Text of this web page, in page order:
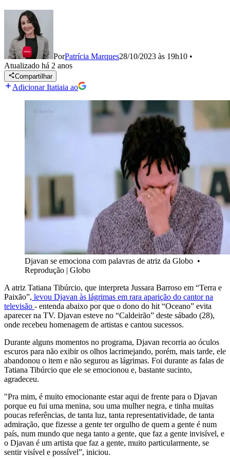
PorPatrícia Marques28/10/2023 às 19h10 •
Atualizado há 2 anos
Compartilhar
Adicionar Itatiaia ao
Djavan se emociona com palavras de atriz da Globo •
Reprodução | Globo
A atriz Tatiana Tibúrcio, que interpreta Jussara Barroso em “Terra e
Paixão”, levou Djavan às lágrimas em rara aparição do cantor na
televisão - entenda abaixo por que o dono do hit “Oceano” evita
aparecer na TV. Djavan esteve no “Caldeirão” deste sábado (28),
onde recebeu homenagem de artistas e cantou sucessos.
Durante alguns momentos no programa, Djavan recorria ao óculos
escuros para não exibir os olhos lacrimejando, porém, mais tarde, ele
abandonou o item e não segurou as lágrimas. Foi durante as falas de
Tatiana Tibúrcio que ele se emocionou e, bastante sucinto,
agradeceu.
"Pra mim, é muito emocionante estar aqui de frente para o Djavan
porque eu fui uma menina, sou uma mulher negra, e tinha muitas
poucas referências, de tanta luz, tanta representatividade, de tanta
admiração, que fizesse a gente ter orgulho de quem a gente é num
país, num mundo que nega tanto a gente, que faz a gente invisível, e
o Djavan é um artista que faz a gente, muito particularmente, se
sentir visível e possível”, iniciou.